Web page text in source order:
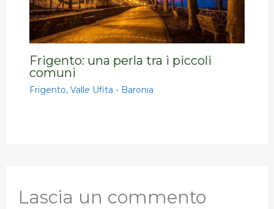
Frigento: una perla tra i piccoli
comuni
Frigento,Valle Ufita - Baronia
Lascia un commento